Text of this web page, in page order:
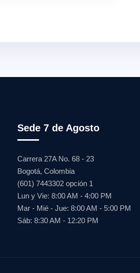
Sede 7 de Agosto
Carrera 27A No. 68 - 23
Bogotá, Colombia
(601) 7443302 opción 1
Lun y Vie: 8:00 AM - 4:00 PM
Mar - Mié - Jue: 8:00 AM - 5:00 PM
Sáb: 8:30 AM - 12:20 PM